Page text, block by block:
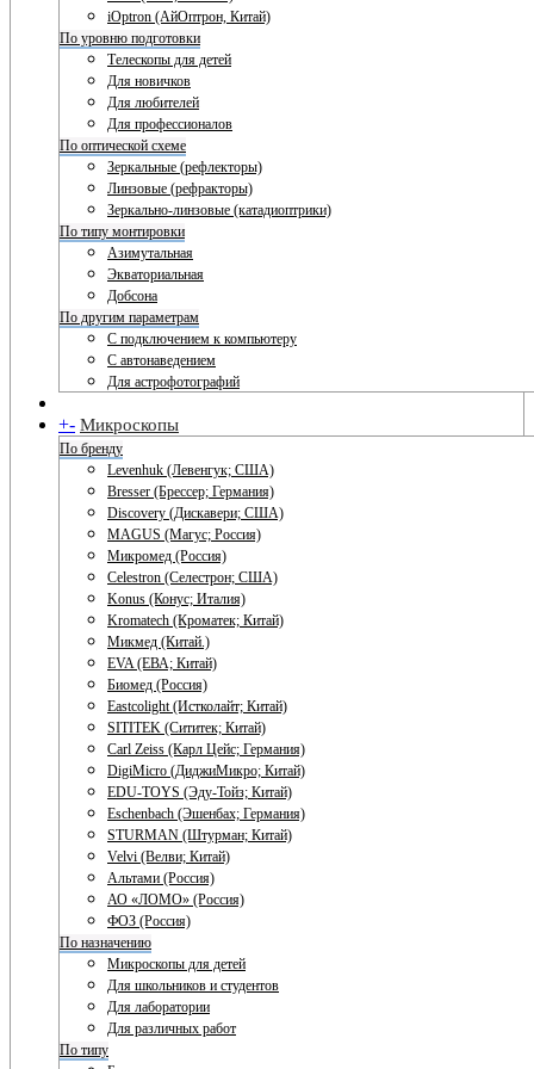
iOptron (АйОптрон, Китай)
По уровню подготовки
Телескопы для детей
Для новичков
Для любителей
Для профессионалов
По оптической схеме
Зеркальные (рефлекторы)
Линзовые (рефракторы)
Зеркально-линзовые (катадиоптрики)
По типу монтировки
Азимутальная
Экваториальная
Добсона
По другим параметрам
С подключением к компьютеру
С автонаведением
Для астрофотографий
+- Микроскопы
По бренду
Levenhuk (Левенгук; США)
Bresser (Брессер; Германия)
Discovery (Дискавери; США)
MAGUS (Магус; Россия)
Микромед (Россия)
Celestron (Селестрон; США)
Konus (Конус; Италия)
Kromatech (Кроматек; Китай)
Микмед (Китай.)
EVA (ЕВА; Китай)
Биомед (Россия)
Eastcolight (Истколайт; Китай)
SITITEK (Сититек; Китай)
Carl Zeiss (Карл Цейс; Германия)
DigiMicro (ДиджиМикро; Китай)
EDU-TOYS (Эду-Тойз; Китай)
Eschenbach (Эшенбах; Германия)
STURMAN (Штурман; Китай)
Velvi (Велви; Китай)
Альтами (Россия)
АО «ЛОМО» (Россия)
ФОЗ (Россия)
По назначению
Микроскопы для детей
Для школьников и студентов
Для лаборатории
Для различных работ
По типу